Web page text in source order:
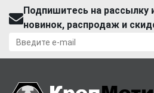
Подпишитесь на рассылку
новинок, распродаж и